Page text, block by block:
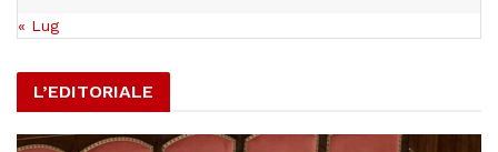
« Lug
L’EDITORIALE